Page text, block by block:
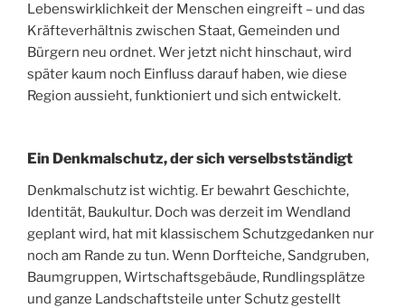
Lebenswirklichkeit der Menschen eingreift – und das
Kräfteverhältnis zwischen Staat, Gemeinden und
Bürgern neu ordnet. Wer jetzt nicht hinschaut, wird
später kaum noch Einfluss darauf haben, wie diese
Region aussieht, funktioniert und sich entwickelt.
Ein Denkmalschutz, der sich verselbstständigt
Denkmalschutz ist wichtig. Er bewahrt Geschichte,
Identität, Baukultur. Doch was derzeit im Wendland
geplant wird, hat mit klassischem Schutzgedanken nur
noch am Rande zu tun. Wenn Dorfteiche, Sandgruben,
Baumgruppen, Wirtschaftsgebäude, Rundlingsplätze
und ganze Landschaftsteile unter Schutz gestellt